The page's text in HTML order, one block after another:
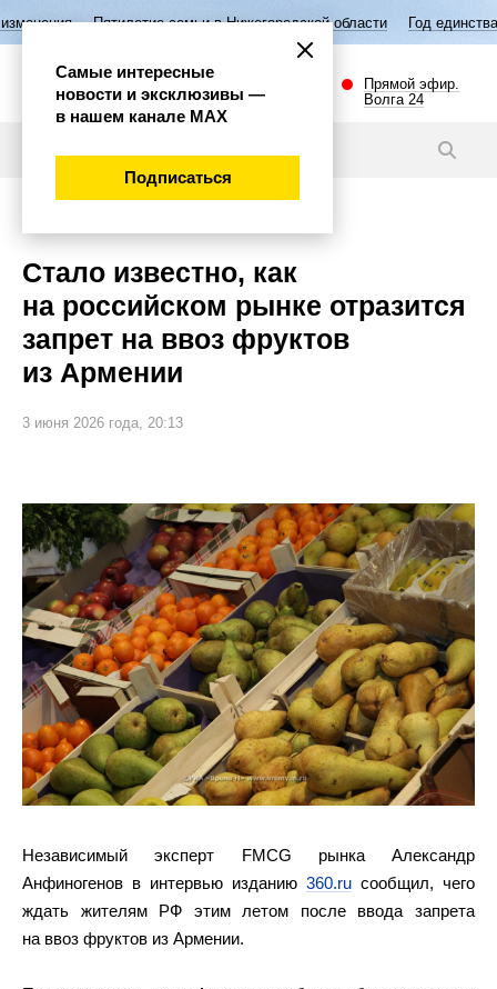
семьи в Нижегородской области Год единства народов России
Прямой эфир.
Волга 24
Стало известно, как
на российском рынке отразится
запрет на ввоз фруктов
из Армении
3 июня 2026 года, 20:13
Независимый эксперт FMCG рынка Александр
Анфиногенов в интервью изданию 360.ru сообщил, чего
ждать жителям РФ этим летом после ввода запрета
на ввоз фруктов из Армении.
Самые интересные
новости и эксклюзивы —
в нашем канале МАХ
Подписаться